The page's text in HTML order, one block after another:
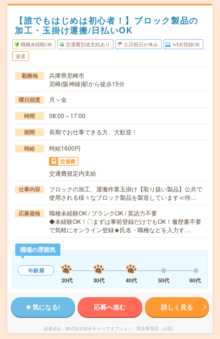
【誰でもはじめは初心者！】ブロック製品の
加工・玉掛け運搬/日払いOK
職種未経験OK 交通費別途支給あり 土日祝日が休み WEB登録OK
派遣
勤務地
兵庫県尼崎市
尼崎(阪神線)駅から徒歩15分
曜日頻度 月～金
時間 08:00～17:00
期間 長期でお仕事できる方、大歓迎！
時給 時給1600円
交通費
交通費規定内支給
仕事内容
ブロックの加工、運搬作業玉掛け【取り扱い製品】公共で
使用される様々なブロック製品を製造しています≪待…
応募資格
職種未経験OK / ブランクOK / 英語力不要
◆未経験OK！〇まずは事前登録だけでもOK！履歴書不要
で気軽にオンライン登録★氏名・職種などを入力す…
職場の雰囲気
年齢層
20代
30代 40代 50代 60代
気になる! 応募へ進む 詳しく見る
派遣会社 株式会社綜合キャリアオプション 製造事業部（全国）